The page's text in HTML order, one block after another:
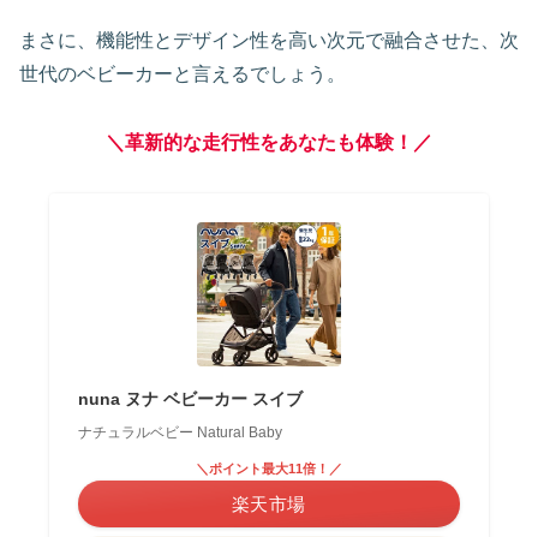
まさに、機能性とデザイン性を高い次元で融合させた、次
世代のベビーカーと言えるでしょう。
＼革新的な走行性をあなたも体験！／
nuna ヌナ ベビーカー スイブ
ナチュラルベビー Natural Baby
＼ポイント最大11倍！／
楽天市場